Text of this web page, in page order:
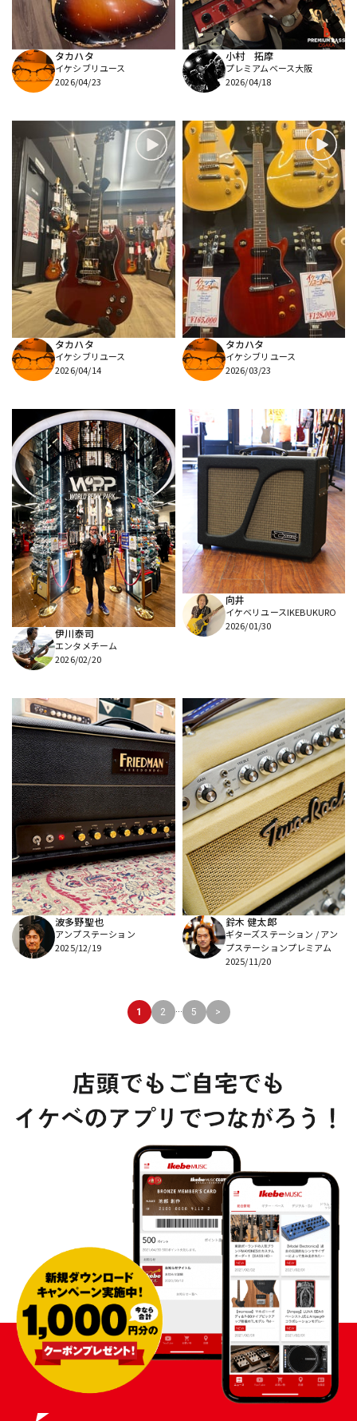
タカハタ
イケシブリユース
2026/04/23
小村 拓摩
プレミアムベース大阪
2026/04/18
タカハタ
イケシブリユース
2026/04/14
タカハタ
イケシブリユース
2026/03/23
伊川泰司
エンタメチーム
2026/02/20
向井
イケベリユースIKEBUKURO
2026/01/30
波多野聖也
アンプステーション
2025/12/19
鈴木 健太郎
ギターズステーション / アン
プステーションプレミアム
2025/11/20
1 2 ... 5 >